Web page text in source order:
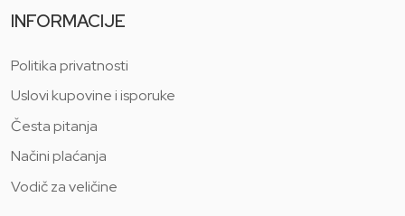
INFORMACIJE
Politika privatnosti
Uslovi kupovine i isporuke
Česta pitanja
Načini plaćanja
Vodič za veličine